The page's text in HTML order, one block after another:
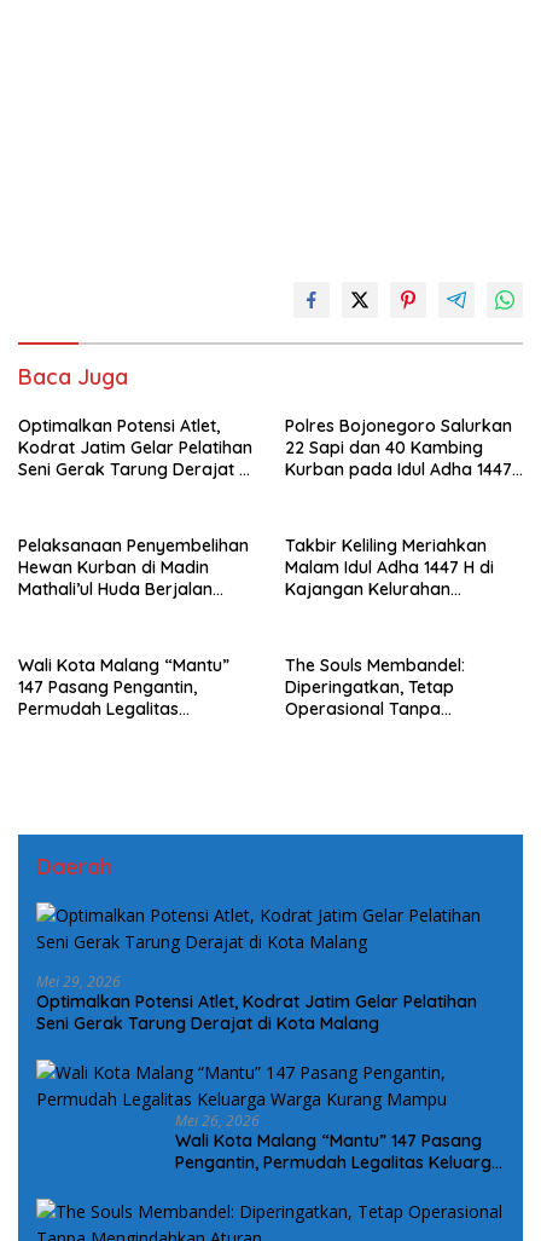
Baca Juga
Optimalkan Potensi Atlet,
Kodrat Jatim Gelar Pelatihan
Seni Gerak Tarung Derajat di
Polres Bojonegoro Salurkan
22 Sapi dan 40 Kambing
Kurban pada Idul Adha 1447
Pelaksanaan Penyembelihan
Hewan Kurban di Madin
Mathali’ul Huda Berjalan
Takbir Keliling Meriahkan
Malam Idul Adha 1447 H di
Kajangan Kelurahan
Wali Kota Malang “Mantu”
147 Pasang Pengantin,
Permudah Legalitas
The Souls Membandel:
Diperingatkan, Tetap
Operasional Tanpa
Daerah
Mei 29, 2026
Optimalkan Potensi Atlet, Kodrat Jatim Gelar Pelatihan
Seni Gerak Tarung Derajat di Kota Malang
Mei 26, 2026
Wali Kota Malang “Mantu” 147 Pasang
Pengantin, Permudah Legalitas Keluarga